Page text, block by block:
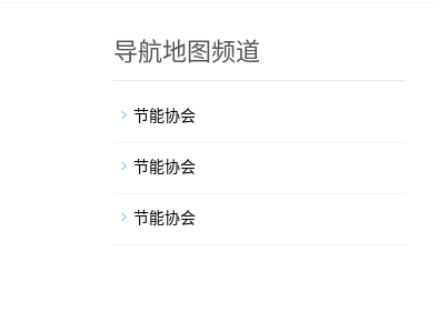
导航地图频道
节能协会
节能协会
节能协会